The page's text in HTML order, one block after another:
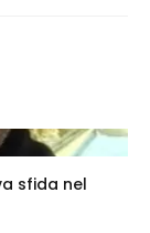
sfida nel